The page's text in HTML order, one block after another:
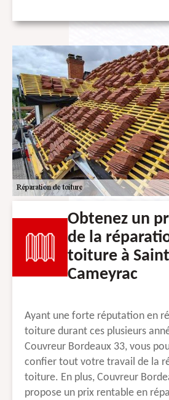
Obtenez un
de la
toiture à
Cameyrac
Ayant une forte réputation en
toiture durant ces plusieurs
Couvreur Bordeaux 33, vous
confier tout votre travail de la
toiture. En plus, Couvreur
propose un prix rentable en